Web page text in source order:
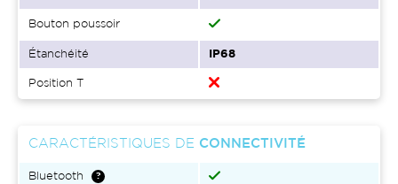
Bouton poussoir
Étanchéité IP68
Position T
CARACTÉRISTIQUES DE CONNECTIVITÉ
Bluetooth